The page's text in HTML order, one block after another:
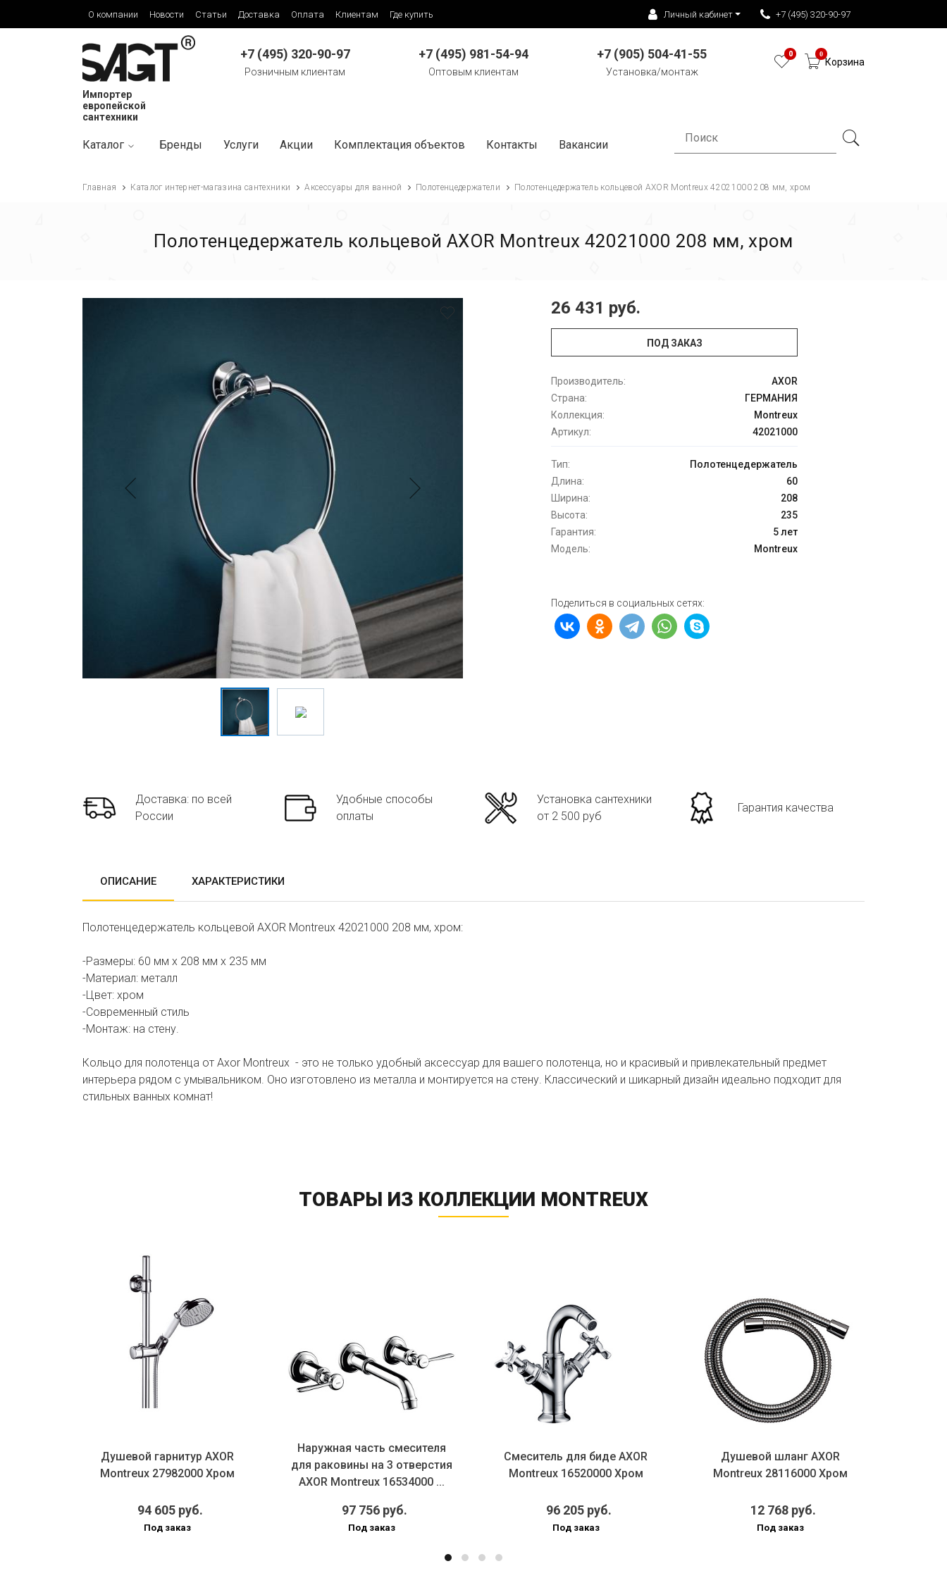
О компании Новости Статьи Доставка Оплата Клиентам Где купить Личный кабинет +7 (495) 320-90-97
Импортер
европейской
сантехники
+7 (495) 320-90-97
Розничным клиентам
+7 (495) 981-54-94
Оптовым клиентам
+7 (905) 504-41-55
Установка/монтаж
0 0
Корзина
Каталог Бренды Услуги Акции Комплектация объектов Контакты Вакансии
Главная Каталог интернет-магазина сантехники Аксессуары для ванной Полотенцедержатели Полотенцедержатель кольцевой AXOR Montreux 42021000 208 мм, хром
Полотенцедержатель кольцевой AXOR Montreux 42021000 208 мм, хром
26 431 руб.
ПОД ЗАКАЗ
Производитель:
AXOR
Страна:
ГЕРМАНИЯ
Коллекция:
Montreux
Артикул:
42021000
Тип:
Полотенцедержатель
Длина:
60
Ширина:
208
Высота:
235
Гарантия:
5 лет
Модель:
Montreux
Поделиться в социальных сетях:
Доставка: по всей
России
Удобные способы
оплаты
Установка сантехники
от 2 500 руб
Гарантия качества
ОПИСАНИЕ ХАРАКТЕРИСТИКИ
Полотенцедержатель кольцевой AXOR Montreux 42021000 208 мм, хром:
-Размеры: 60 мм х 208 мм х 235 мм
-Материал: металл
-Цвет: хром
-Современный стиль
-Монтаж: на стену.
Кольцо для полотенца от Axor Montreux - это не только удобный аксессуар для вашего полотенца, но и красивый и привлекательный предмет
интерьера рядом с умывальником. Оно изготовлено из металла и монтируется на стену. Классический и шикарный дизайн идеально подходит для
стильных ванных комнат!
ТОВАРЫ ИЗ КОЛЛЕКЦИИ MONTREUX
Душевой гарнитур AXOR
Montreux 27982000 Хром
94 605 руб.
Под заказ
Наружная часть смесителя
для раковины на 3 отверстия
AXOR Montreux 16534000 ...
97 756 руб.
Под заказ
Смеситель для биде AXOR
Montreux 16520000 Хром
96 205 руб.
Под заказ
Душевой шланг AXOR
Montreux 28116000 Хром
12 768 руб.
Под заказ